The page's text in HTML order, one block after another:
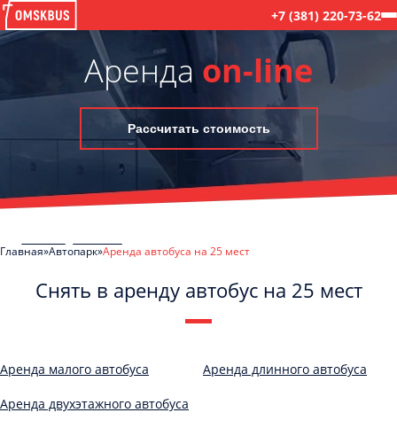
+7 (381) 220-73-62
Аренда on-line
Рассчитать стоимость
Главная Автопарк Аренда автобуса на 25 мест
Снять в аренду автобус на 25 мест
Аренда малого автобуса Аренда длинного автобуса
Аренда двухэтажного автобуса
обработку моих Персональных данных